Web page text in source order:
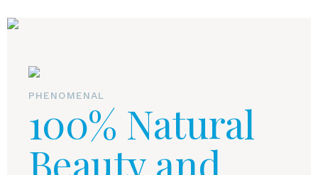
PHENOMENAL
100% Natural
Beauty and